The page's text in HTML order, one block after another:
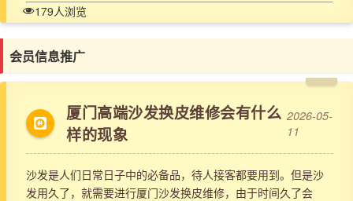
179人浏览
会员信息推广
厦门高端沙发换皮维修会有什么
样的现象
2026-05-
11
沙发是人们日常日子中的必备品，待人接客都要用到。但是沙
发用久了，就需要进行厦门沙发换皮维修，由于时间久了会